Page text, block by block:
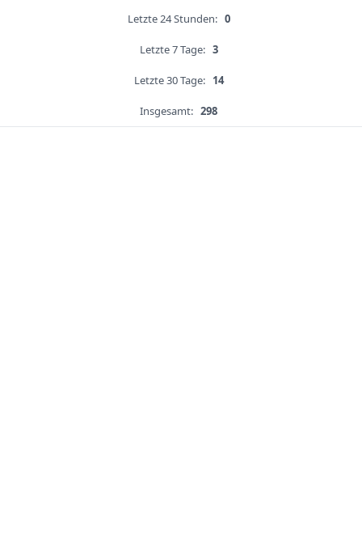
Letzte 24 Stunden: 0
Letzte 7 Tage: 3
Letzte 30 Tage: 14
Insgesamt: 298